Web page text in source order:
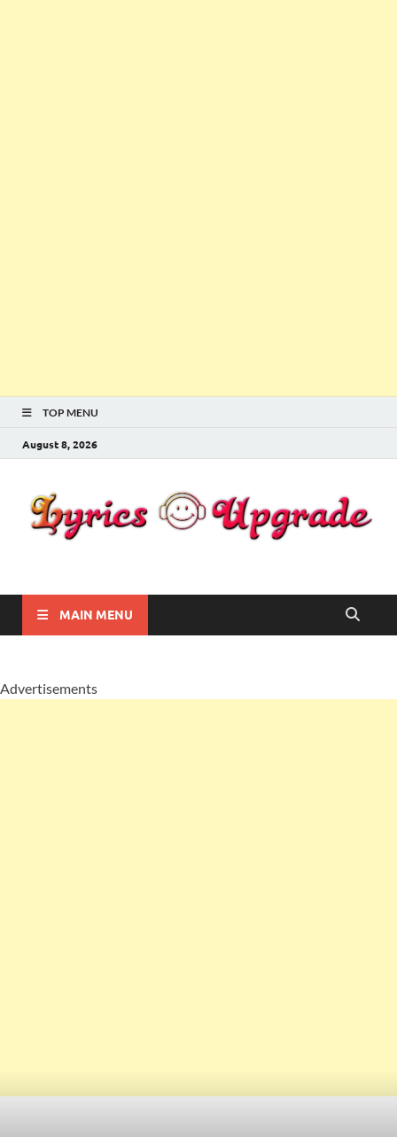
TOP MENU
August 8, 2026
Lyricsupgrade
MAIN MENU
Advertisements